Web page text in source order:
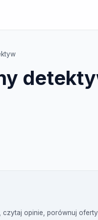
czytaj opinie, porównuj